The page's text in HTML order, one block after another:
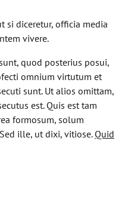
si diceretur, officia media
vivere.
quod posterius posui,
omnium virtutum et
sunt. Ut alios omittam,
est. Quis est tam
formosum, solum
ille, ut dixi, vitiose. Quid